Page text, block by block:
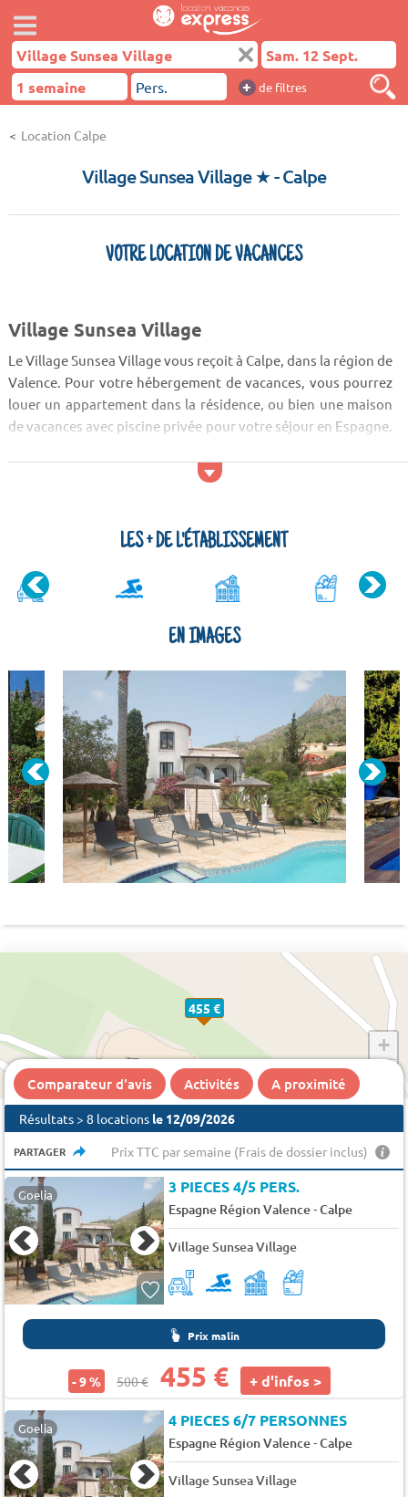
+ de filtres
Location Calpe
Village Sunsea Village ★- Calpe
VOTRE LOCATION DE VACANCES
Village Sunsea Village
Le Village Sunsea Village vous reçoit à Calpe, dans la région de
Valence. Pour votre hébergement de vacances, vous pourrez
louer un appartement dans la résidence, ou bien une maison
de vacances avec piscine privée pour votre séjour en Espagne.
du centre ville de Calpe, et dans une région qui regorge de
LES + DE L'ÉTABLISSEMENT
EN IMAGES
455 €
+
Comparateur d'avis Activités A proximité
Résultats > 8 locations le 12/09/2026
PARTAGER Prix TTC par semaine (Frais de dossier inclus)
Goelia 3 PIECES 4/5 PERS.
Espagne Région Valence-Calpe
Village Sunsea Village
Prix malin
- 9 % 500 € 455 € + d'infos >
Goelia 4 PIECES 6/7 PERSONNES
Espagne Région Valence-Calpe
Village Sunsea Village